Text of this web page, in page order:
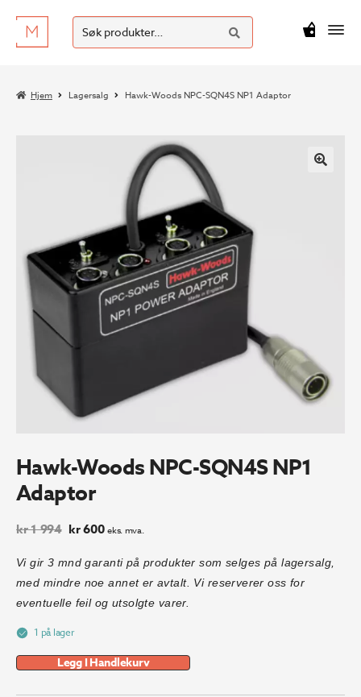
Hopp
til
Hopp
til
Søk
etter:
SØK
kr0
Hjem Lagersalg Hawk-Woods NPC-SQN4S NP1 Adaptor
Hawk-Woods NPC-SQN4S NP1
Adaptor
kr1 994 Opprinnelig
var:
kr 1
994.
kr600Nåværende
er:
kr 600.
eks. mva.
Vi gir 3 mnd garanti på produkter som selges på lagersalg,
med mindre noe annet er avtalt. Vi reserverer oss for
eventuelle feil og utsolgte varer.
1 på lager
Legg I Handlekurv